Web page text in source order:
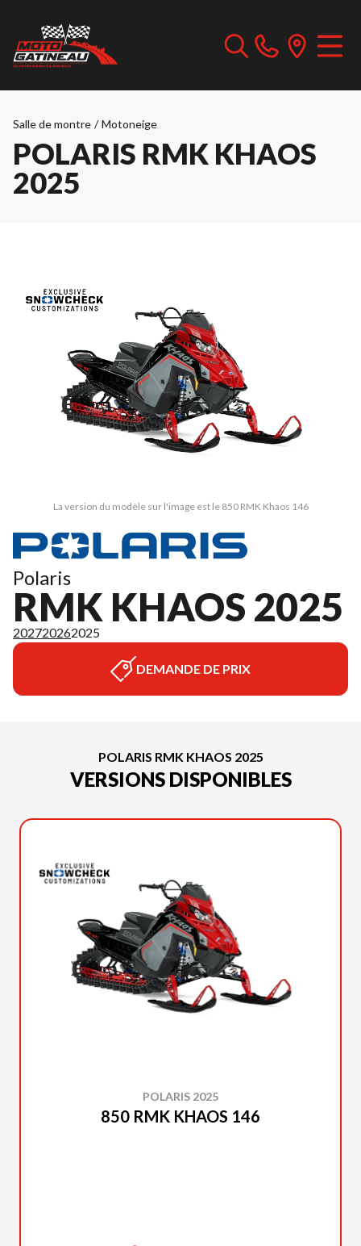
Salle de montre / Motoneige
POLARIS RMK KHAOS
2025
La version du modèle sur l'image est le 850 RMK Khaos 146
Polaris
RMK KHAOS 2025
202720262025
DEMANDE DE PRIX
POLARIS RMK KHAOS 2025
VERSIONS DISPONIBLES
POLARIS 2025
850 RMK KHAOS 146